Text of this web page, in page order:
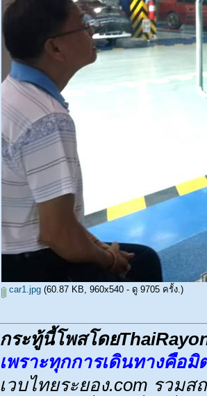
car1.jpg (60.87 KB, 960x540 - ดู 9705 ครั้ง.)
กระทู้นี้โพสโดย
เพราะทุกการเดินทางคือมิ
เวบไทยระยอง.com รวม